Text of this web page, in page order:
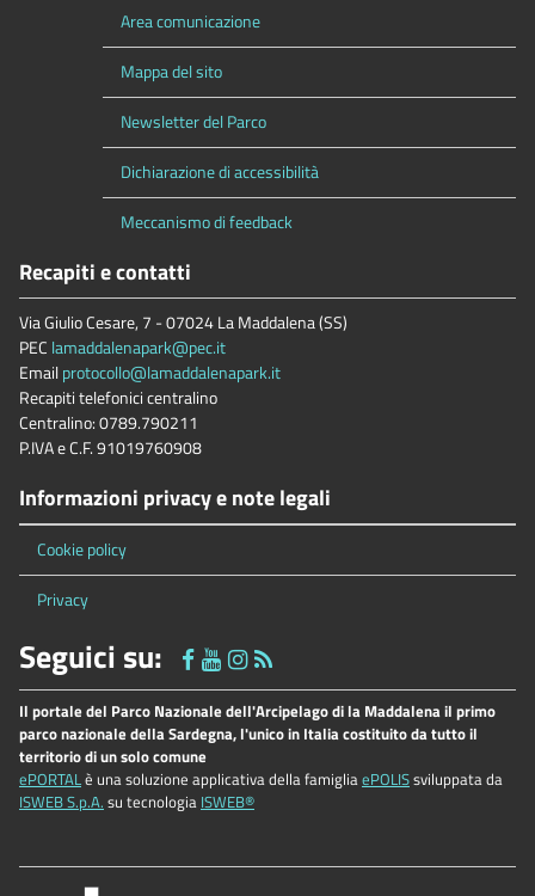
Area comunicazione
Mappa del sito
Newsletter del Parco
Dichiarazione di accessibilità
Meccanismo di feedback
Recapiti e contatti
Via Giulio Cesare, 7 - 07024 La Maddalena (SS)
PEC lamaddalenapark@pec.it
Emailprotocollo@lamaddalenapark.it
Recapiti telefonici centralino
Centralino: 0789.790211
P.IVA e C.F. 91019760908
Informazioni privacy e note legali
Cookie policy
Privacy
Seguici su:
Il portale del Parco Nazionale dell'Arcipelago di la Maddalena il primo
parco nazionale della Sardegna, l'unico in Italia costituito da tutto il
territorio di un solo comune
ePORTALè una soluzione applicativa della famigliaePOLISsviluppata da
ISWEB S.p.A. su tecnologia ISWEB®